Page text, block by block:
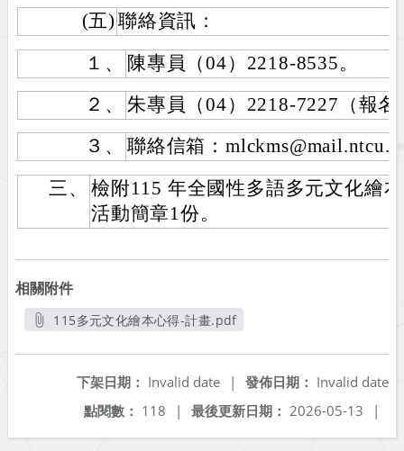
(五) 聯絡資訊：
１、
陳專員（04）2218-8535。
２、
朱專員（04）2218-7227（報
３、
聯絡信箱：
三、
檢附115 年全國性多語多元文化繪
活動簡章1份。
相關附件
115多元文化繪本心得-計畫.pdf
發佈日期： Invalid date
下架日期： Invalid date
|
最後更新日期： 2026-05-13 |
點閱數： 118 |